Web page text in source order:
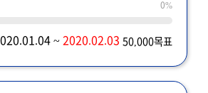
당하게
가 대체
가?
0%
~2020.02.03 50,000목표